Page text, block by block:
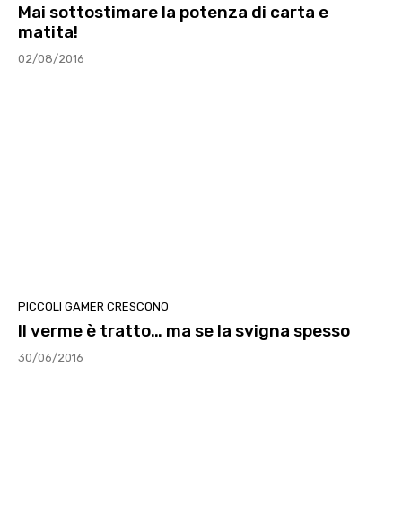
Mai sottostimare la potenza di carta e
matita!
02/08/2016
PICCOLI GAMER CRESCONO
Il verme è tratto… ma se la svigna spesso
30/06/2016